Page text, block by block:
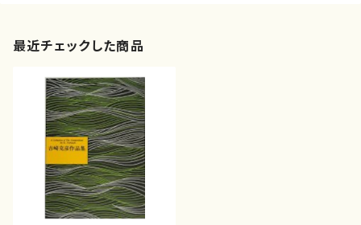
最近チェックした商品